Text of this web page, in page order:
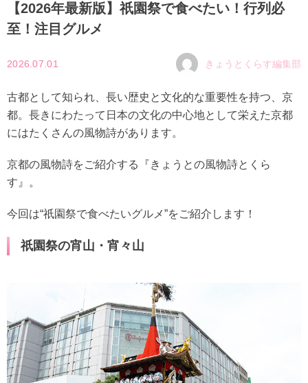
【2026年最新版】祇園祭で食べたい！行列必
至！注目グルメ
2026.07.01 きょうとくらす編集部
古都として知られ、長い歴史と文化的な重要性を持つ、京
都。長きにわたって日本の文化の中心地として栄えた京都
にはたくさんの風物詩があります。
京都の風物詩をご紹介する『きょうとの風物詩とくら
す』。
今回は“祇園祭で食べたいグルメ”をご紹介します！
祇園祭の宵山・宵々山